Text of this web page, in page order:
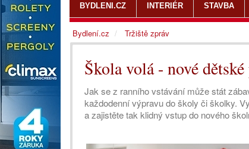
Škola volá - nové
Jak se z ranního vstávání může stát
každodenní výpravu do školy či školky.
a zajistěte tak klidný vstup do nového
BYDLENI.CZ INTERIÉR STAVBA
Bydlení.cz Tržiště zpráv